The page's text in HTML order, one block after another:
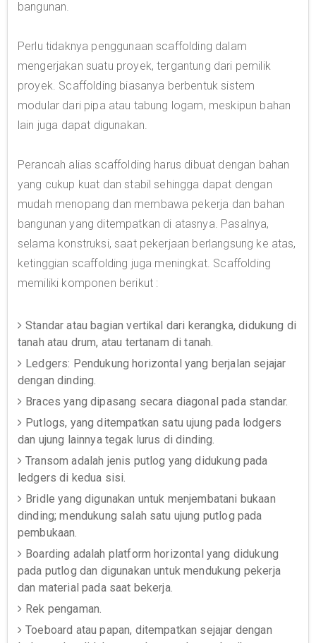
bangunan.
Perlu tidaknya penggunaan scaffolding dalam
mengerjakan suatu proyek, tergantung dari pemilik
proyek. Scaffolding biasanya berbentuk sistem
modular dari pipa atau tabung logam, meskipun bahan
lain juga dapat digunakan.
Perancah alias scaffolding harus dibuat dengan bahan
yang cukup kuat dan stabil sehingga dapat dengan
mudah menopang dan membawa pekerja dan bahan
bangunan yang ditempatkan di atasnya. Pasalnya,
selama konstruksi, saat pekerjaan berlangsung ke atas,
ketinggian scaffolding juga meningkat. Scaffolding
memiliki komponen berikut :
Standar atau bagian vertikal dari kerangka, didukung di
tanah atau drum, atau tertanam di tanah.
Ledgers: Pendukung horizontal yang berjalan sejajar
dengan dinding.
Braces yang dipasang secara diagonal pada standar.
Putlogs, yang ditempatkan satu ujung pada lodgers
dan ujung lainnya tegak lurus di dinding.
Transom adalah jenis putlog yang didukung pada
ledgers di kedua sisi.
Bridle yang digunakan untuk menjembatani bukaan
dinding; mendukung salah satu ujung putlog pada
pembukaan.
Boarding adalah platform horizontal yang didukung
pada putlog dan digunakan untuk mendukung pekerja
dan material pada saat bekerja.
Rek pengaman.
Toeboard atau papan, ditempatkan sejajar dengan